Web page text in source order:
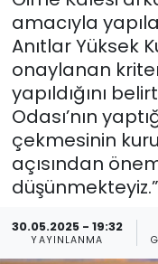
amacıyla
Anıtlar Yüksek
onaylanan
yapıldığını
Odası’nın
çekmesinin
açısından
30.05.2025 - 19:32
YAYINLANMA
Gündem
KKTC
KKTC YEREL
Kültür Sanat
Magazin